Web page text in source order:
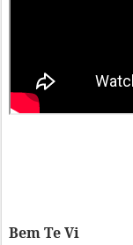
Bem Te Vi